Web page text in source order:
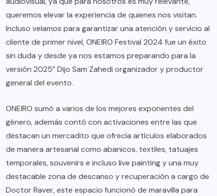
queremos elevar la experiencia de quienes nos visitan.
Incluso velamos para garantizar una atención y servicio al
cliente de primer nivel, ONEIRO Festival 2024 fue un éxito
sin duda y desde ya nos estamos preparando para la
versión 2025” Dijo Sam Zahedi organizador y productor
general del evento.
ONEIRO sumó a varios de los mejores exponentes del
género, además contó con activaciones entre las que
destacan un mercadito que ofrecía artículos elaborados
de manera artesanal como abanicos, textiles, tatuajes
temporales, souvenirs e incluso live painting y una muy
destacable zona de descanso y recuperación a cargo de
Doctor Raver, este espacio funcionó de maravilla para